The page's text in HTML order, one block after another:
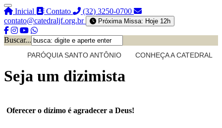
Inicial Contato
(32) 3250-0700
contato@catedraljf.org.br
Próxima Missa: Hoje 12h
Buscar...
PARÓQUIA SANTO ANTÔNIO CONHEÇA A CATEDRAL
Seja um dizimista
Oferecer o dízimo é agradecer a Deus!